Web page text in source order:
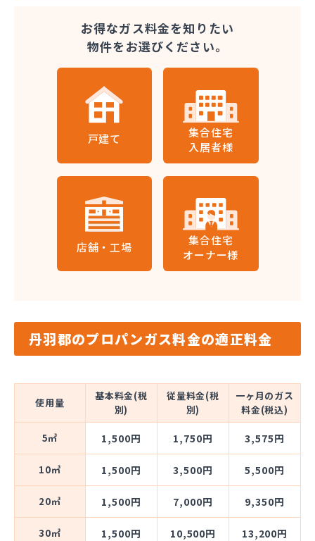
お得なガス料金を知りたい
物件をお選びください。
戸建て
集合住宅
入居者様
店舗・工場
集合住宅
オーナー様
丹羽郡のプロパンガス料金の適正料金
使用量
基本料金(税
別)
従量料金(税
別)
一ヶ月のガス
料金(税込)
5㎥ 1,500円 1,750円 3,575円
10㎥ 1,500円 3,500円 5,500円
20㎥ 1,500円 7,000円 9,350円
30㎥ 1,500円 10,500円 13,200円